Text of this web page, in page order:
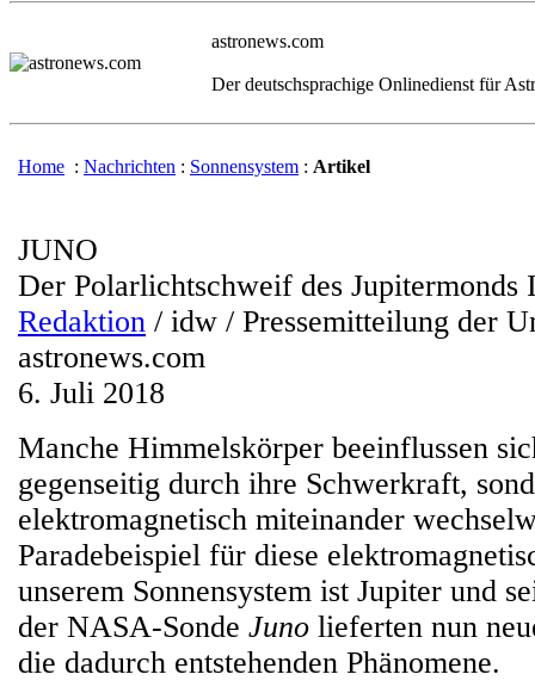
astronews.com
Der deutschsprachige Onlinedienst für
Home : Nachrichten : Sonnensystem : Artikel
JUNO
Der Polarlichtschweif des Jupitermonds
Redaktion / idw / Pressemitteilung der
astronews.com
6. Juli 2018
Manche Himmelskörper beeinflussen
gegenseitig durch ihre Schwerkraft,
elektromagnetisch miteinander
Paradebeispiel für diese
unserem Sonnensystem ist Jupiter und
der NASA-Sonde Juno lieferten nun
die dadurch entstehenden Phänomene.